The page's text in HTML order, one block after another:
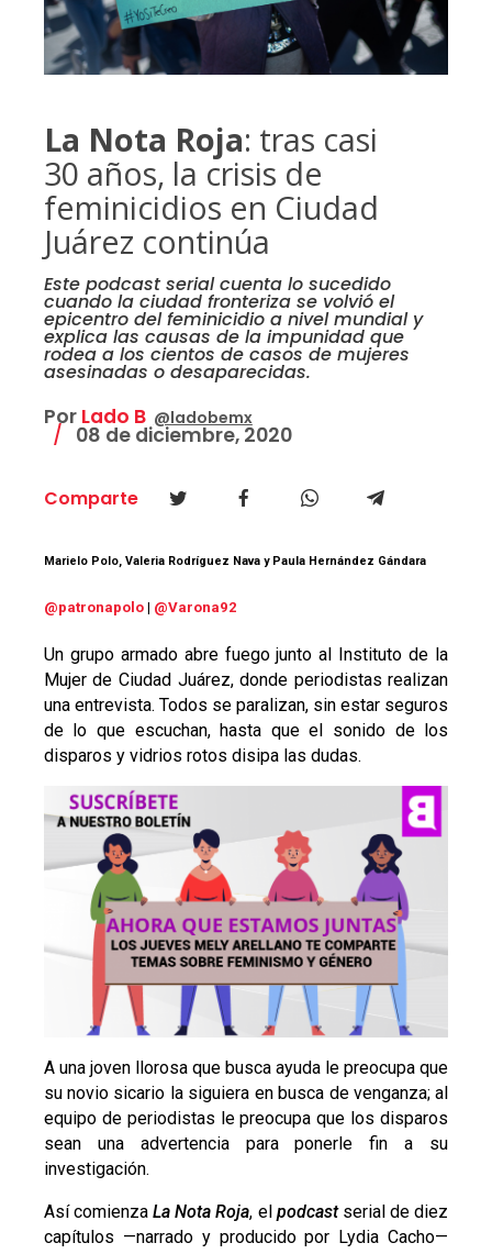
La Nota Roja: tras casi
30 años, la crisis de
feminicidios en Ciudad
Juárez continúa
Este podcast serial cuenta lo sucedido
cuando la ciudad fronteriza se volvió el
epicentro del feminicidio a nivel mundial y
explica las causas de la impunidad que
rodea a los cientos de casos de mujeres
asesinadas o desaparecidas.
Por Lado B @ladobemx
08 de diciembre, 2020
Comparte
Marielo Polo, Valeria Rodríguez Nava y Paula Hernández Gándara
@patronapolo| @Varona92
Un grupo armado abre fuego junto al Instituto de la
Mujer de Ciudad Juárez, donde periodistas realizan
una entrevista. Todos se paralizan, sin estar seguros
de lo que escuchan, hasta que el sonido de los
disparos y vidrios rotos disipa las dudas.
A una joven llorosa que busca ayuda le preocupa que
su novio sicario la siguiera en busca de venganza; al
equipo de periodistas le preocupa que los disparos
sean una advertencia para ponerle fin a su
investigación.
Así comienzaLa Nota Roja, el podcast serial de diez
capítulos —narrado y producido por Lydia Cacho—